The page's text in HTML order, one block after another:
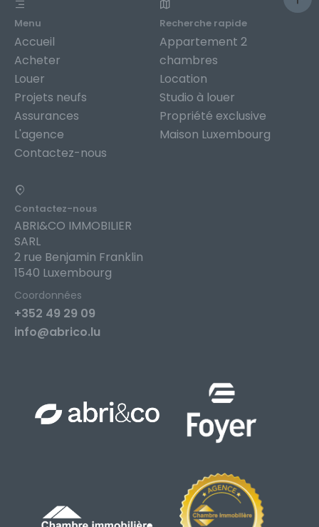
Menu
Accueil
Acheter
Louer
Projets neufs
Assurances
L'agence
Contactez-nous
Recherche rapide
Appartement 2
chambres
Location
Studio à louer
Propriété exclusive
Maison Luxembourg
Contactez-nous
ABRI&CO IMMOBILIER
SARL
2 rue Benjamin Franklin
1540 Luxembourg
Coordonnées
+352 49 29 09
info@abrico.lu